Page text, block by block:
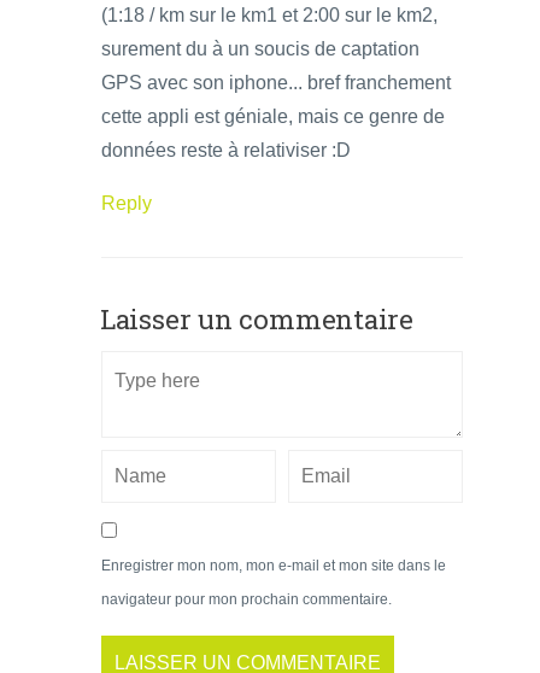
(1:18 / km sur le km1 et 2:00 sur le km2,
surement du à un soucis de captation
GPS avec son iphone... bref franchement
cette appli est géniale, mais ce genre de
données reste à relativiser :D
Reply
Laisser un commentaire
Enregistrer mon nom, mon e-mail et mon site dans le
navigateur pour mon prochain commentaire.